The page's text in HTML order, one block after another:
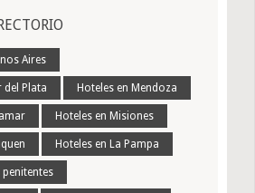
Aires
del Plata Hoteles en Mendoza
Hoteles en Misiones
Hoteles en La Pampa
penitentes